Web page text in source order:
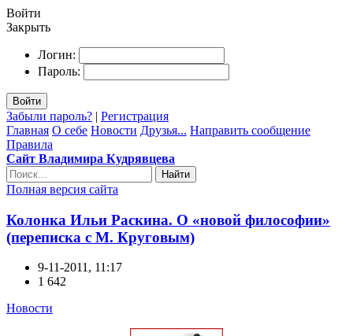
Войти
Закрыть
Логин:
Пароль:
Войти
Забыли пароль? | Регистрация
Главная О себе Новости Друзья... Направить сообщение
Правила
Сайт Владимира Кудрявцева
Найти
Полная версия сайта
Колонка Ильи Раскина. О «новой философии»
(переписка с М. Круговым)
9-11-2011, 11:17
1 642
Новости